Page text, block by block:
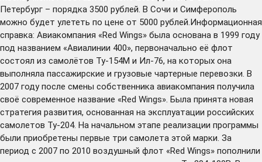
Петербург – порядка 3500 рублей. В Сочи и Симферополь
можно будет улететь по цене от 5000 рублей.Информационная
справка: Авиакомпания «Red Wings» была основана в 1999 году
под названием «Авиалинии 400», первоначально её флот
состоял из самолётов Ту-154М и Ил-76, на которых она
выполняла пассажирские и грузовые чартерные перевозки. В
2007 году после смены собственника авиакомпания получила
своё современное название «Red Wings». Была принята новая
стратегия развития, основанная на эксплуатации российских
самолетов Ту-204. На начальном этапе реализации программы
были приобретены первые три самолета этой марки. За
период с 2007 по 2010 воздушный флот «Red Wings» пополнили